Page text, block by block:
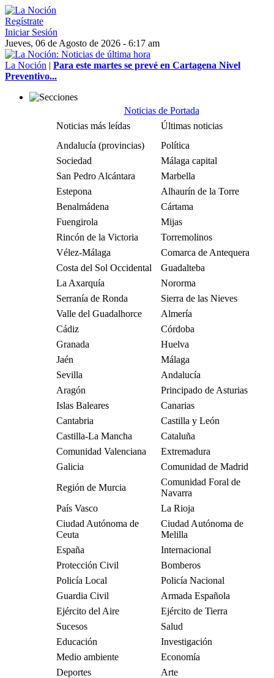
Regístrate
Iniciar Sesión
Jueves, 06 de Agosto de 2026 - 6:17 am
La Noción | Para este martes se prevé en Cartagena Nivel
Preventivo...
Noticias de Portada
Noticias más leídas
Últimas noticias
Andalucía (provincias)
Política
Sociedad
Málaga capital
San Pedro Alcántara
Marbella
Estepona
Alhaurín de la Torre
Benalmádena
Cártama
Fuengirola
Mijas
Rincón de la Victoria
Torremolinos
Vélez-Málaga
Comarca de Antequera
Costa del Sol Occidental
Guadalteba
La Axarquía
Nororma
Serranía de Ronda
Sierra de las Nieves
Valle del Guadalhorce
Almería
Cádiz
Córdoba
Granada
Huelva
Jaén
Málaga
Sevilla
Andalucía
Aragón
Principado de Asturias
Islas Baleares
Canarias
Cantabria
Castilla y León
Castilla-La Mancha
Cataluña
Comunidad Valenciana
Extremadura
Galicia
Comunidad de Madrid
Región de Murcia
Comunidad Foral de
Navarra
País Vasco
La Rioja
Ciudad Autónoma de
Ceuta
Ciudad Autónoma de
Melilla
España
Internacional
Protección Civil
Bomberos
Policía Local
Policía Nacional
Guardia Civil
Armada Española
Ejército del Aire
Ejército de Tierra
Sucesos
Salud
Educación
Investigación
Medio ambiente
Economía
Deportes
Arte